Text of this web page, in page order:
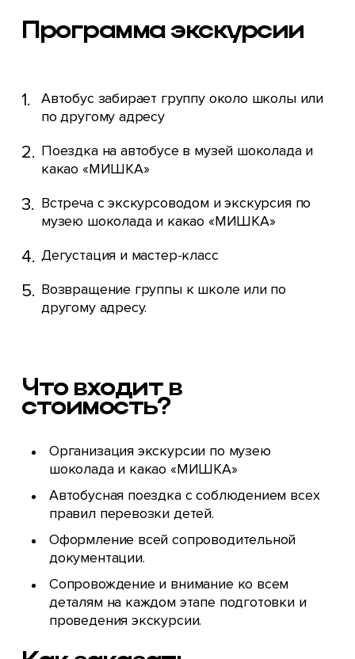
Программа экскурсии
Автобус забирает группу около школы или
по другому адресу
Поездка на автобусе в музей шоколада и
какао «МИШКА»‎
Встреча с экскурсоводом и экскурсия по
музею шоколада и какао «МИШКА»‎
Дегустация и мастер-класс
Возвращение группы к школе или по
другому адресу.
Что входит в
стоимость?
Организация экскурсии по музею
шоколада и какао «МИШКА»‎
Автобусная поездка с соблюдением всех
правил перевозки детей.
Оформление всей сопроводительной
документации.
Сопровождение и внимание ко всем
деталям на каждом этапе подготовки и
проведения экскурсии.